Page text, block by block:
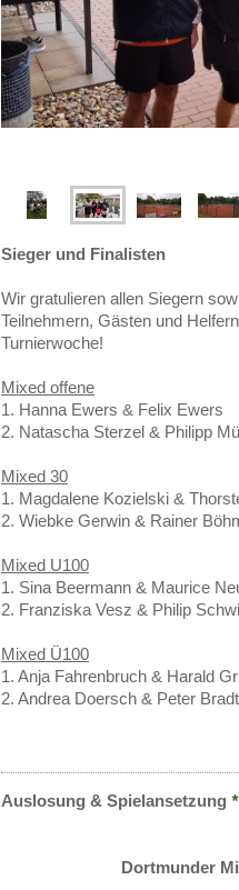
Sieger und Finalisten
Wir gratulieren allen Siegern
Teilnehmern, Gästen und
Turnierwoche!
Mixed offene
1. Hanna Ewers & Felix Ewers
2. Natascha Sterzel & Philipp
Mixed 30
1. Magdalene Kozielski &
2. Wiebke Gerwin & Rainer
Mixed U100
1. Sina Beermann & Maurice
2. Franziska Vesz & Philip
Mixed Ü100
1. Anja Fahrenbruch & Harald
2. Andrea Doersch & Peter
Auslosung & Spielansetzung
Dortmunder